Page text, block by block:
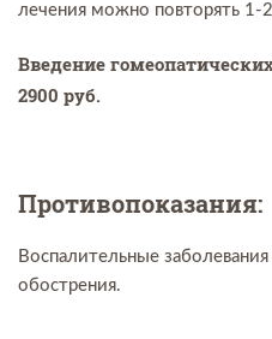
лечения можно повторять 1-2
Введение
2900 руб.
Противопоказания:
Воспалительные
обострения.